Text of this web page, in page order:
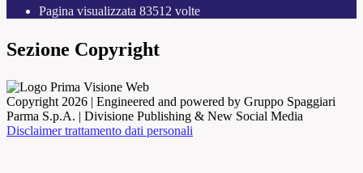
Pagina visualizzata 83512 volte
Sezione Copyright
Copyright 2026 | Engineered and powered by Gruppo Spaggiari
Parma S.p.A. | Divisione Publishing & New Social Media
Disclaimer trattamento dati personali